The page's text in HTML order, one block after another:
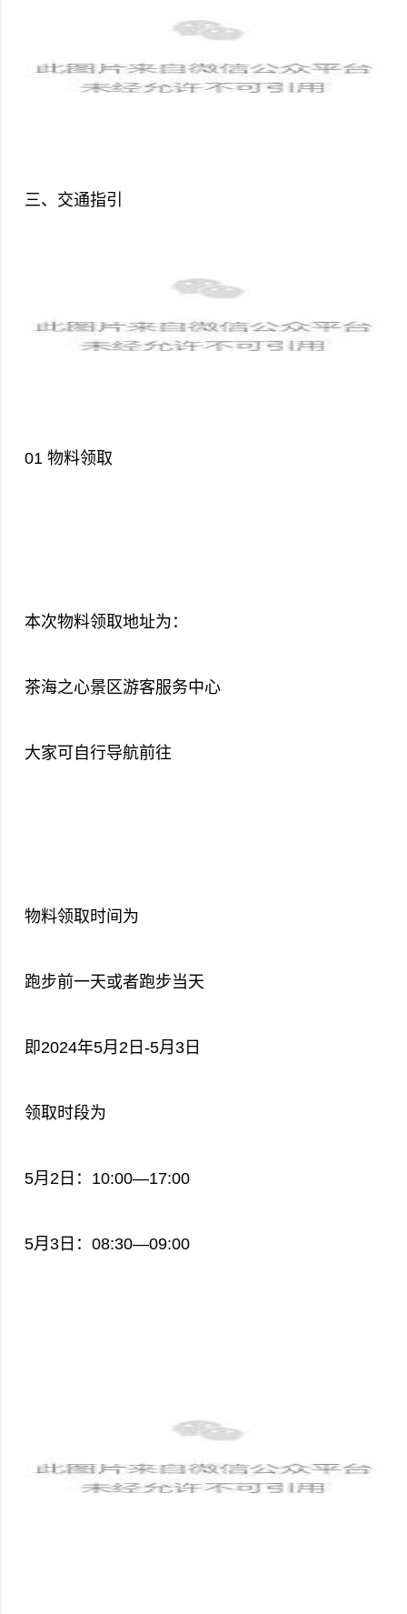
三、交通指引
01 物料领取
本次物料领取地址为：
茶海之心景区游客服务中心
大家可自行导航前往
物料领取时间为
跑步前一天或者跑步当天
即2024年5月2日-5月3日
领取时段为
5月2日：10:00—17:00
5月3日：08:30—09:00